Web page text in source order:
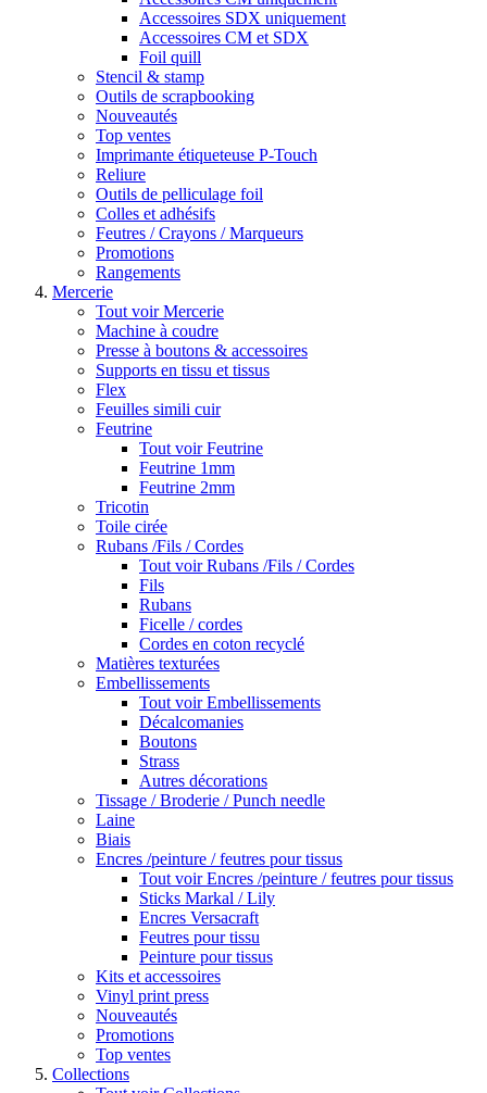
Accessoires SDX uniquement
Accessoires CM et SDX
Foil quill
Stencil & stamp
Outils de scrapbooking
Nouveautés
Top ventes
Imprimante étiqueteuse P-Touch
Reliure
Outils de pelliculage foil
Colles et adhésifs
Feutres / Crayons / Marqueurs
Promotions
Rangements
Mercerie
Tout voir Mercerie
Machine à coudre
Presse à boutons & accessoires
Supports en tissu et tissus
Flex
Feuilles simili cuir
Feutrine
Tout voir Feutrine
Feutrine 1mm
Feutrine 2mm
Tricotin
Toile cirée
Rubans /Fils / Cordes
Tout voir Rubans /Fils / Cordes
Fils
Rubans
Ficelle / cordes
Cordes en coton recyclé
Matières texturées
Embellissements
Tout voir Embellissements
Décalcomanies
Boutons
Strass
Autres décorations
Tissage / Broderie / Punch needle
Laine
Biais
Encres /peinture / feutres pour tissus
Tout voir Encres /peinture / feutres pour tissus
Sticks Markal / Lily
Encres Versacraft
Feutres pour tissu
Peinture pour tissus
Kits et accessoires
Vinyl print press
Nouveautés
Promotions
Top ventes
Collections